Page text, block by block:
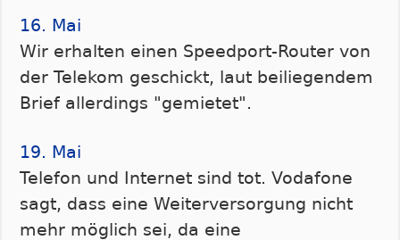
16. Mai
Wir erhalten einen Speedport-Router von
der Telekom geschickt, laut beiliegendem
Brief allerdings "gemietet".
19. Mai
Telefon und Internet sind tot. Vodafone
sagt, dass eine Weiterversorgung nicht
mehr möglich sei, da eine